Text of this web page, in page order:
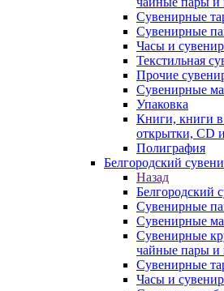
Сувенирные
Сувенирные
Часы и
Текстильная
Прочие
Сувенирные
Упаковка
Книги, книги в
открытки, CD
Полиграфия
Белгородский
Назад
Белгородский
Сувенирные
Сувенирные
Сувенирные
чайные пары и
Сувенирные
Часы и